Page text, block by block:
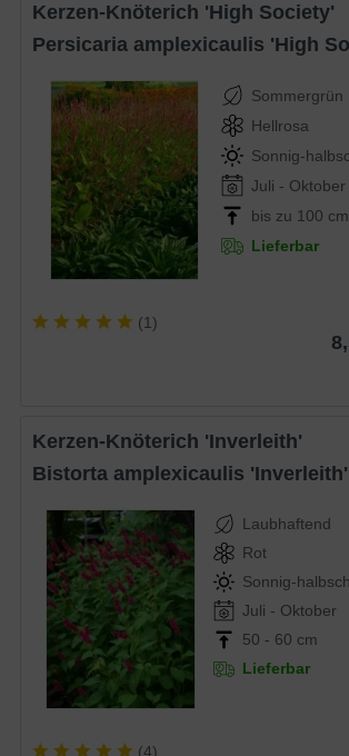
Kerzen-Knöterich 'High Society'
Persicaria amplexicaulis 'High
Sommergrün
Hellrosa
Sonnig-
Juli - Oktober
bis zu 100 cm
Lieferbar
(1)
Kerzen-Knöterich 'Inverleith'
Bistorta amplexicaulis 'Inverleith'
Laubhaftend
Rot
Sonnig-
Juli - Oktober
50 - 60 cm
Lieferbar
(4)